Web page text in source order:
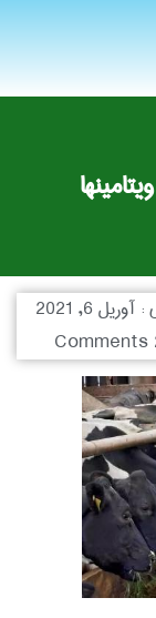
:آوریل 6, 2021
2